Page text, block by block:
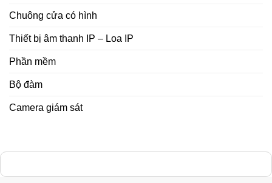
Chuông cửa có hình
Thiết bị âm thanh IP – Loa IP
Phần mềm
Bộ đàm
Camera giám sát